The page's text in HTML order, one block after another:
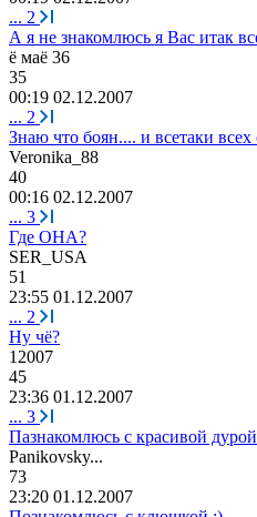
... 2
А я не знакомлюсь я Вас итак
ё маё 36
35
00:19 02.12.2007
... 2
Знаю что боян.... и всетаки
Veronika_88
40
00:16 02.12.2007
... 3
Где ОНА?
SER_USA
51
23:55 01.12.2007
... 2
Ну чё?
12007
45
23:36 01.12.2007
... 3
Пазнакомлюсь с красивой
Panikovsky...
73
23:20 01.12.2007